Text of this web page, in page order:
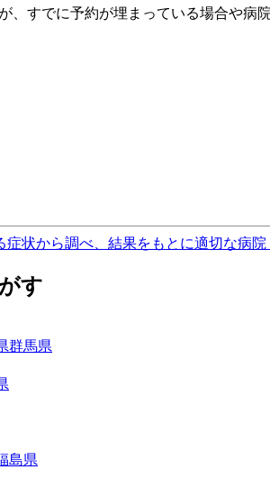
、すでに予約が埋まっている場合や病
症状から調べ、結果をもとに適切な病
す
群馬県
島県